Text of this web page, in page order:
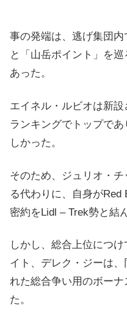
事の発端は、逃げ集団内
と「山岳ポイント」を
あった。
エイネル・ルビオは新
ランキングでトップで
しかった。
そのため、ジュリオ・
る代わりに、自身がRed
密約をLidl – Trek勢と結
しかし、総合上位につ
イト、デレク・ジーは
れた総合争い用のボー
た。